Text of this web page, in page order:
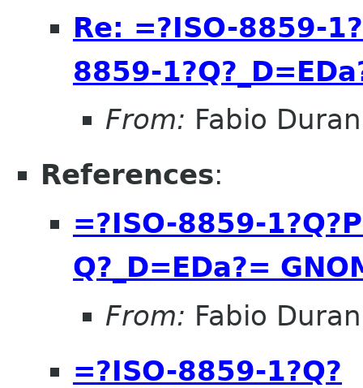
Re: =?ISO-8859-
8859-
From: Fabio
References:
=?ISO-8859-
Q?_D=EDa?=
From: Fabio
=?ISO-8859-1?Q?